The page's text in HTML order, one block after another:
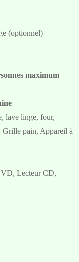
(optionnel)
maximum
lave linge, four,
Grille pain, Appareil à
Lecteur CD,